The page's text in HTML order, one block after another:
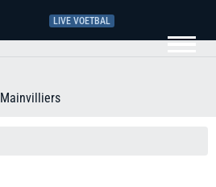
LIVE VOETBAL
Mainvilliers